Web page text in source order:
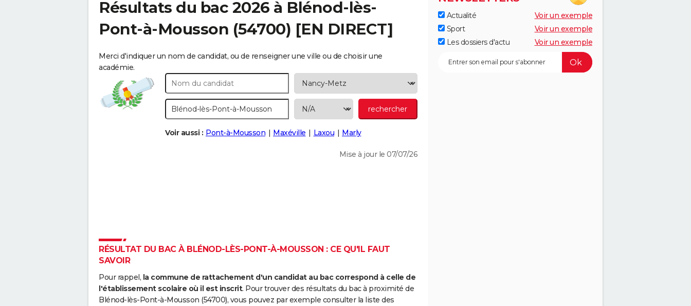
Résultats du bac 2026 à Blénod-lès-
Pont-à-Mousson (54700) [EN DIRECT]
Merci d'indiquer un nom de candidat, ou de renseigner une ville ou de choisir une
académie.
Voir aussi : Pont-à-Mousson Maxéville Laxou Marly
Mise à jour le 07/07/26
RÉSULTAT DU BAC À BLÉNOD-LÈS-PONT-À-MOUSSON : CE QU'IL FAUT
SAVOIR
Pour rappel, la commune de rattachement d'un candidat au bac correspond à celle de
l'établissement scolaire où il est inscrit. Pour trouver des résultats du bac à proximité de
Blénod-lès-Pont-à-Mousson (54700), vous pouvez par exemple consulter la liste des
Actualité
Voir un exemple
Sport
Voir un exemple
Les dossiers d'actu
Voir un exemple